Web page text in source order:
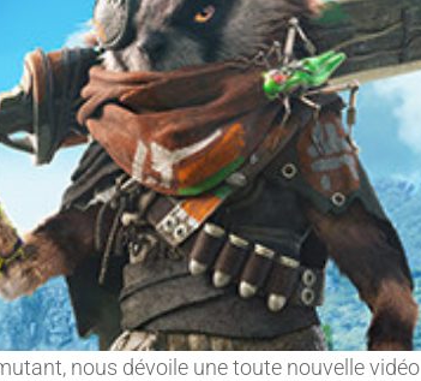
nous dévoile une toute nouvelle vidéo